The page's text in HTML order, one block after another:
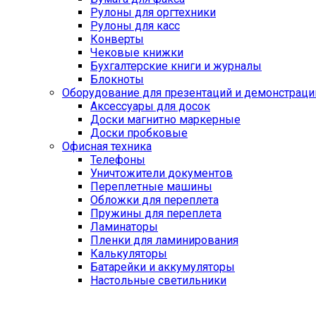
Рулоны для оргтехники
Рулоны для касс
Конверты
Чековые книжки
Бухгалтерские книги и журналы
Блокноты
Оборудование для презентаций и
Аксессуары для досок
Доски магнитно маркерные
Доски пробковые
Офисная техника
Телефоны
Уничтожители документов
Переплетные машины
Обложки для переплета
Пружины для переплета
Ламинаторы
Пленки для ламинирования
Калькуляторы
Батарейки и аккумуляторы
Настольные светильники